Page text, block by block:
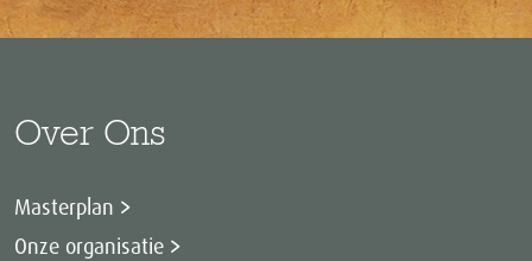
Over Ons
Masterplan
Onze organisatie